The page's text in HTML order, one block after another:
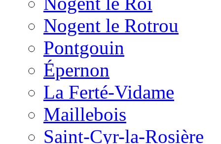
Nogent le Rotrou
Pontgouin
Épernon
La Ferté-Vidame
Maillebois
Saint-Cyr-la-Rosière